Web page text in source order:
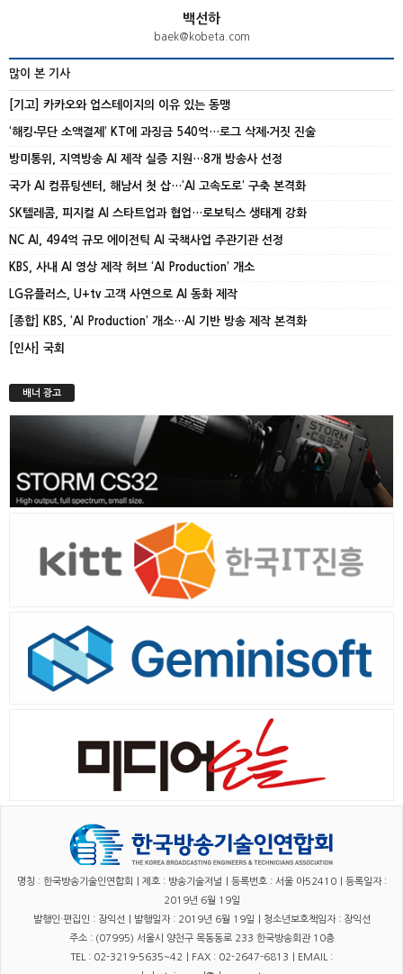
백선하
baek@kobeta.com
많이 본 기사
[기고] 카카오와 업스테이지의 이유 있는 동맹
‘해킹‧무단 소액결제’ KT에 과징금 540억…로그 삭제‧거짓 진술
방미통위, 지역방송 AI 제작 실증 지원…8개 방송사 선정
국가 AI 컴퓨팅센터, 해남서 첫 삽…‘AI 고속도로’ 구축 본격화
SK텔레콤, 피지컬 AI 스타트업과 협업…로보틱스 생태계 강화
NC AI, 494억 규모 에이전틱 AI 국책사업 주관기관 선정
KBS, 사내 AI 영상 제작 허브 ‘AI Production’ 개소
LG유플러스, U+tv 고객 사연으로 AI 동화 제작
[종합] KBS, ‘AI Production’ 개소…AI 기반 방송 제작 본격화
[인사] 국회
배너 광고
명칭 : 한국방송기술인연합회｜제호 : 방송기술저널｜등록번호 : 서울 아52410｜등록일자 :
2019년 6월 19일
발행인·편집인 : 장익선｜발행일자 : 2019년 6월 19일｜청소년보호책임자 : 장익선
주소 : (07995) 서울시 양천구 목동동로 233 한국방송회관 10층
TEL : 02-3219-5635~42｜FAX : 02-2647-6813｜EMAIL :